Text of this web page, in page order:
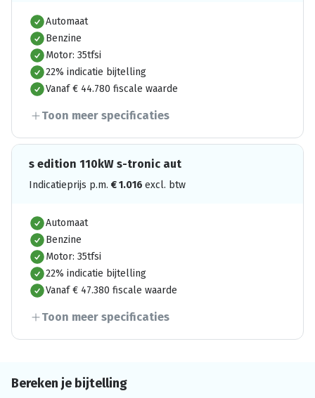
Automaat
Benzine
Motor: 35tfsi
22% indicatie bijtelling
Vanaf € 44.780 fiscale waarde
Toon meer specificaties
s edition 110kW s-tronic aut
Indicatieprijs p.m. €1.016 excl. btw
Automaat
Benzine
Motor: 35tfsi
22% indicatie bijtelling
Vanaf € 47.380 fiscale waarde
Toon meer specificaties
Bereken je bijtelling